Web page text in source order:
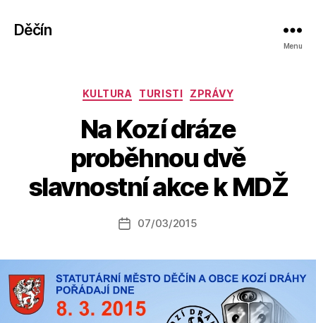
Děčín
Menu
Rubriky
KULTURA TURISTI ZPRÁVY
Na Kozí dráze
proběhnou dvě
slavnostní akce k MDŽ
Autor
příspěvku
u
o
a
s
o
Datum
07/03/2015